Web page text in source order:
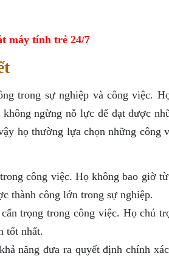
máy tính trẻ 24/7
trong sự nghiệp và công việc.
ngừng nỗ lực để đạt được
họ thường lựa chọn những công
công việc. Họ không bao giờ
thành công lớn trong sự nghiệp.
trọng trong công việc. Họ chú
tốt nhất.
năng đưa ra quyết định chính